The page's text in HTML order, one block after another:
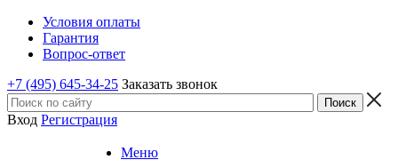
Условия оплаты
Гарантия
Вопрос-ответ
+7 (495) 645-34-25 Заказать звонок
Вход Регистрация
Меню